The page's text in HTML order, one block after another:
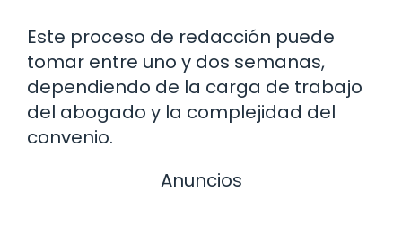
Este proceso de redacción puede
tomar entre uno y dos semanas,
dependiendo de la carga de trabajo
del abogado y la complejidad del
convenio.
Anuncios